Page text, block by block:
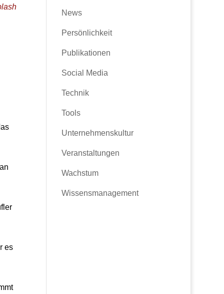
es
News
Persönlichkeit
Publikationen
Social Media
Technik
Tools
Unternehmenskultur
Veranstaltungen
Wachstum
Wissensmanagement